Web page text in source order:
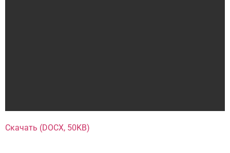
Скачать (DOCX, 50KB)